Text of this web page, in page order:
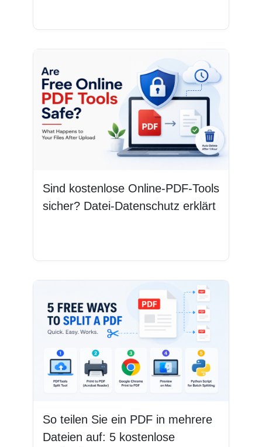
Sind kostenlose Online-PDF-Tools
sicher? Datei-Datenschutz erklärt
So teilen Sie ein PDF in mehrere
Dateien auf: 5 kostenlose